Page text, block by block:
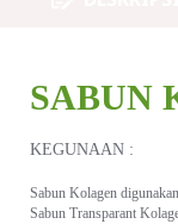
SABUN
KEGUNAAN :
Sabun Kolagen
Sabun Transparant